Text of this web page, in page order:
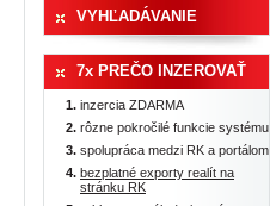
VYHĽADÁVANIE
7x PREČO INZEROVAŤ
inzercia ZDARMA
rôzne pokročilé funkcie systému
spolupráca medzi RK a portálom
bezplatné exporty realít na
stránku RK